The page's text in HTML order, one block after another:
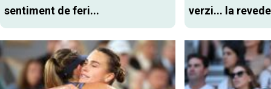
sentiment de feri...
verzi... la